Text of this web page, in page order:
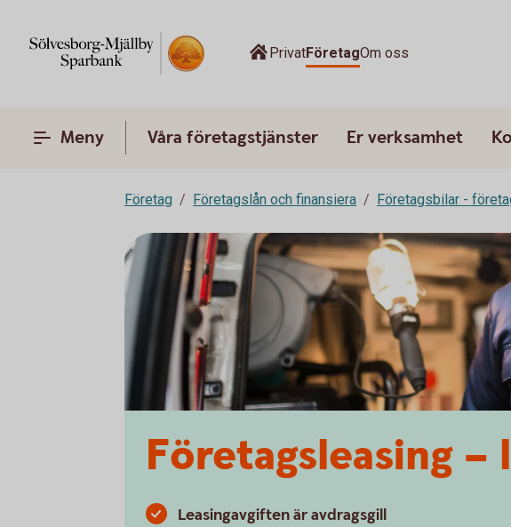
PrivatFöretagOm oss
Meny Våra företagstjänster Er verksamhet
Företag Företagslån och finansiera Företagsbilar -
Företagsleasing
Leasingavgiften är avdragsgill